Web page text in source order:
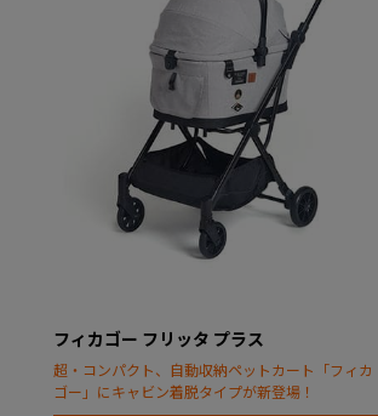
フィカゴー フリッタ プラス
超・コンパクト、自動収納ペットカート「フィカ
ゴー」にキャビン着脱タイプが新登場！